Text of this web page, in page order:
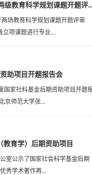
高教所召开2024年度省校
场教育科学规划课题开题评审
项课题进行专业...
助项目开题报告会
家社科基金后期资助项目开题
京师范大学张...
教育学）后期资助项目
室公示了国家社会科学基金后期
秀学术著作再...